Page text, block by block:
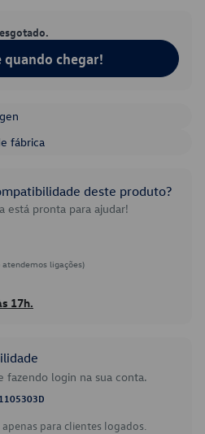
quando chegar!
fábrica
deste produto?
está pronta para ajudar!
ligações)
17h.
fazendo login na sua conta.
para clientes logados.